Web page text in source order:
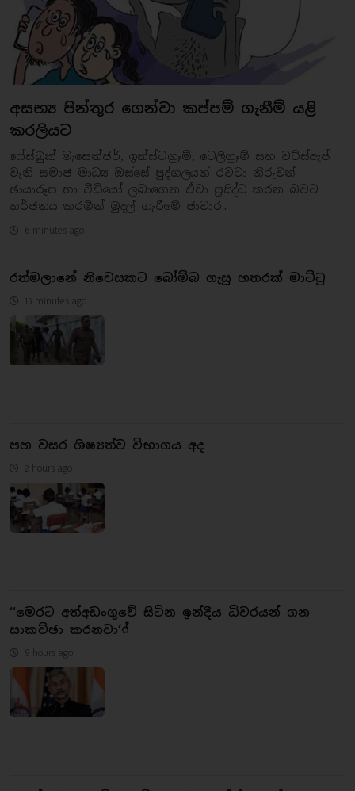
අසභ්‍ය පින්තූර ගෙන්වා කප්පම් ගැනීම් යළි
කරලියට
ෆේස්බුක් මැසෙන්ජර්, ඉන්ස්ටග්‍රෑම්, ටෙලිග්‍රෑම් සහ වට්ස්ඇප්
වැනි සමාජ මාධ්‍ය ඔස්සේ පුද්ගලයන් රවටා නිරුවත්
ඡායාරූප හා වීඩියෝ ලබාගෙන ඒවා ප්‍රසිද්ධ කරන බවට
තර්ජනය කරමින් මුදල් ගැරීමේ ජාවාර..
6 minutes ago
රත්මලානේ නිවෙසකට බෝම්බ ගැසූ හතරක් මාට්ටු
15 minutes ago
පහ වසර ශිෂ්‍යත්ව විභාගය අද
2 hours ago
‘‘මෙරට අත්අඩංගුවේ සිටින ඉන්දීය ධිවරයන් ගන
සාකච්ඡා කරනවා‘්
9 hours ago